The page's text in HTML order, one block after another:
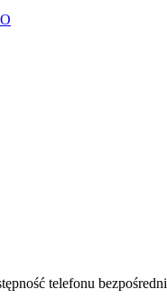
telefonu